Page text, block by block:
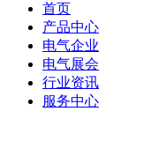
首页
产品中心
电气企业
电气展会
行业资讯
服务中心